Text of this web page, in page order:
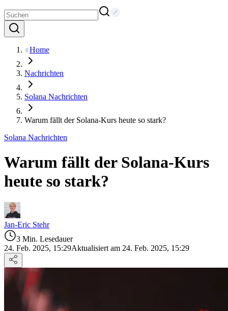
Home
Nachrichten
Solana Nachrichten
Warum fällt der Solana-Kurs heute so stark?
Solana Nachrichten
Warum fällt der Solana-Kurs
heute so stark?
Jan-Eric Stehr
3 Min. Lesedauer
24. Feb. 2025, 15:29Aktualisiert am 24. Feb. 2025, 15:29